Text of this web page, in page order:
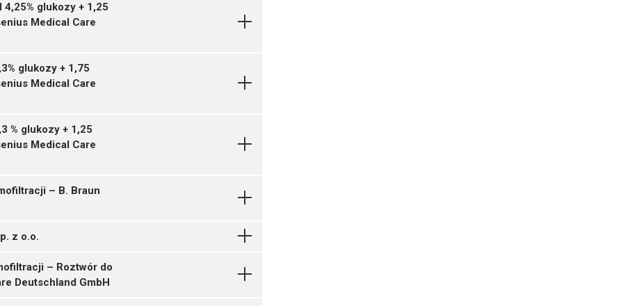
glukozy + 1,25
Medical Care
glukozy + 1,75
Medical Care
% glukozy + 1,25
Medical Care
– B. Braun
z o.o.
– Roztwór do
Deutschland GmbH